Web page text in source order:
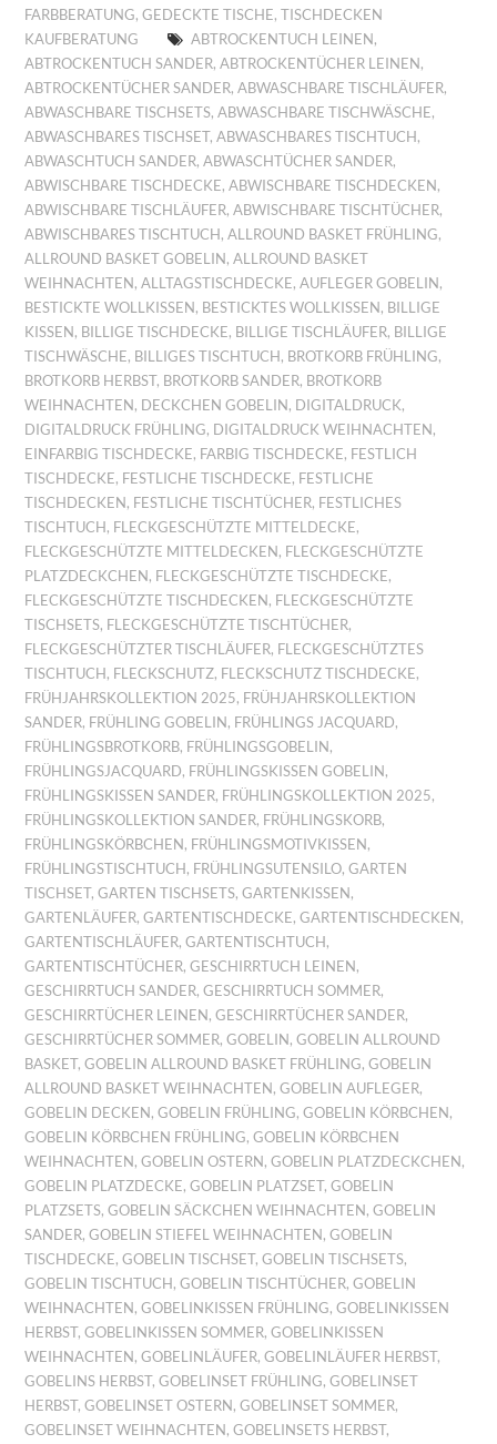
FARBBERATUNG,GEDECKTE TISCHE,TISCHDECKEN
KAUFBERATUNG
ABTROCKENTUCH LEINEN,
ABTROCKENTUCH SANDER,ABTROCKENTÜCHER LEINEN,
ABTROCKENTÜCHER SANDER,ABWASCHBARE TISCHLÄUFER,
ABWASCHBARE TISCHSETS,ABWASCHBARE TISCHWÄSCHE,
ABWASCHBARES TISCHSET,ABWASCHBARES TISCHTUCH,
ABWASCHTUCH SANDER,ABWASCHTÜCHER SANDER,
ABWISCHBARE TISCHDECKE,ABWISCHBARE TISCHDECKEN,
ABWISCHBARE TISCHLÄUFER,ABWISCHBARE TISCHTÜCHER,
ABWISCHBARES TISCHTUCH,ALLROUND BASKET FRÜHLING,
ALLROUND BASKET GOBELIN,ALLROUND BASKET
WEIHNACHTEN,ALLTAGSTISCHDECKE,AUFLEGER GOBELIN,
BESTICKTE WOLLKISSEN, BESTICKTES WOLLKISSEN, BILLIGE
KISSEN, BILLIGE TISCHDECKE, BILLIGE TISCHLÄUFER, BILLIGE
TISCHWÄSCHE, BILLIGES TISCHTUCH, BROTKORB FRÜHLING,
BROTKORB HERBST, BROTKORB SANDER, BROTKORB
WEIHNACHTEN, DECKCHEN GOBELIN, DIGITALDRUCK,
DIGITALDRUCK FRÜHLING, DIGITALDRUCK WEIHNACHTEN,
EINFARBIG TISCHDECKE, FARBIG TISCHDECKE, FESTLICH
TISCHDECKE, FESTLICHE TISCHDECKE, FESTLICHE
TISCHDECKEN, FESTLICHE TISCHTÜCHER, FESTLICHES
TISCHTUCH, FLECKGESCHÜTZTE MITTELDECKE,
FLECKGESCHÜTZTE MITTELDECKEN, FLECKGESCHÜTZTE
PLATZDECKCHEN, FLECKGESCHÜTZTE TISCHDECKE,
FLECKGESCHÜTZTE TISCHDECKEN, FLECKGESCHÜTZTE
TISCHSETS, FLECKGESCHÜTZTE TISCHTÜCHER,
FLECKGESCHÜTZTER TISCHLÄUFER, FLECKGESCHÜTZTES
TISCHTUCH, FLECKSCHUTZ, FLECKSCHUTZ TISCHDECKE,
FRÜHJAHRSKOLLEKTION 2025, FRÜHJAHRSKOLLEKTION
SANDER, FRÜHLING GOBELIN, FRÜHLINGS JACQUARD,
FRÜHLINGSBROTKORB, FRÜHLINGSGOBELIN,
FRÜHLINGSJACQUARD, FRÜHLINGSKISSEN GOBELIN,
FRÜHLINGSKISSEN SANDER, FRÜHLINGSKOLLEKTION 2025,
FRÜHLINGSKOLLEKTION SANDER, FRÜHLINGSKORB,
FRÜHLINGSKÖRBCHEN, FRÜHLINGSMOTIVKISSEN,
FRÜHLINGSTISCHTUCH, FRÜHLINGSUTENSILO,GARTEN
TISCHSET,GARTEN TISCHSETS,GARTENKISSEN,
GARTENLÄUFER,GARTENTISCHDECKE,GARTENTISCHDECKEN,
GARTENTISCHLÄUFER,GARTENTISCHTUCH,
GARTENTISCHTÜCHER,GESCHIRRTUCH LEINEN,
GESCHIRRTUCH SANDER,GESCHIRRTUCH SOMMER,
GESCHIRRTÜCHER LEINEN,GESCHIRRTÜCHER SANDER,
GESCHIRRTÜCHER SOMMER,GOBELIN,GOBELIN ALLROUND
BASKET,GOBELIN ALLROUND BASKET FRÜHLING,GOBELIN
ALLROUND BASKET WEIHNACHTEN,GOBELIN AUFLEGER,
GOBELIN DECKEN,GOBELIN FRÜHLING,GOBELIN KÖRBCHEN,
GOBELIN KÖRBCHEN FRÜHLING,GOBELIN KÖRBCHEN
WEIHNACHTEN,GOBELIN OSTERN,GOBELIN PLATZDECKCHEN,
GOBELIN PLATZDECKE,GOBELIN PLATZSET,GOBELIN
PLATZSETS,GOBELIN SÄCKCHEN WEIHNACHTEN,GOBELIN
SANDER,GOBELIN STIEFEL WEIHNACHTEN,GOBELIN
TISCHDECKE,GOBELIN TISCHSET,GOBELIN TISCHSETS,
GOBELIN TISCHTUCH,GOBELIN TISCHTÜCHER,GOBELIN
WEIHNACHTEN,GOBELINKISSEN FRÜHLING,GOBELINKISSEN
HERBST,GOBELINKISSEN SOMMER,GOBELINKISSEN
WEIHNACHTEN,GOBELINLÄUFER,GOBELINLÄUFER HERBST,
GOBELINS HERBST,GOBELINSET FRÜHLING,GOBELINSET
HERBST,GOBELINSET OSTERN,GOBELINSET SOMMER,
GOBELINSET WEIHNACHTEN,GOBELINSETS HERBST,